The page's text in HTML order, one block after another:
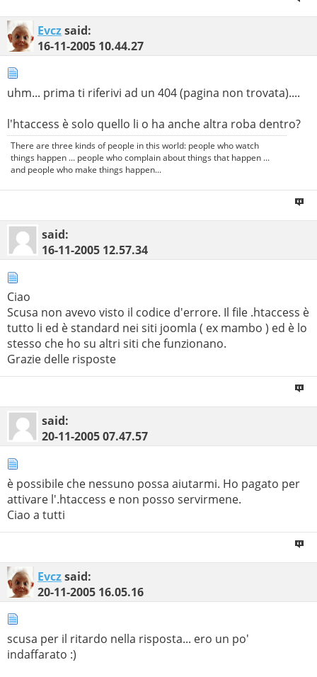
Evczsaid:
16-11-2005 10.44.27
uhm... prima ti riferivi ad un 404 (pagina non trovata)....
l'htaccess è solo quello li o ha anche altra roba dentro?
There are three kinds of people in this world: people who watch
things happen ... people who complain about things that happen ...
and people who make things happen...
said:
16-11-2005 12.57.34
Ciao
Scusa non avevo visto il codice d'errore. Il file .htaccess è
tutto li ed è standard nei siti joomla ( ex mambo ) ed è lo
stesso che ho su altri siti che funzionano.
Grazie delle risposte
said:
20-11-200507.47.57
è possibile che nessuno possa aiutarmi. Ho pagato per
attivare l'.htaccess e non posso servirmene.
Ciao a tutti
Evczsaid:
20-11-2005 16.05.16
scusa per il ritardo nella risposta... ero un po'
indaffarato :)